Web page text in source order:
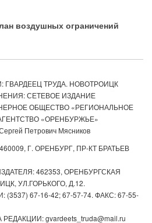
воздушных ограничений
ТРУДА. НОВОТРОИЦК
СЕТЕВОЕ ИЗДАНИЕ
ОБЩЕСТВО «РЕГИОНАЛЬНОЕ
«ОРЕНБУРЖЬЕ»
Петрович Мясников
Г. ОРЕНБУРГ, ПР-КТ БРАТЬЕВ
462353, ОРЕНБУРГСКАЯ
УЛ.ГОРЬКОГО, Д.12.
67-16-42; 67-57-74. ФАКС: 67-55-
gvardeets_truda@mail.ru